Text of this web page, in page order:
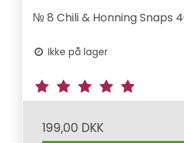
№ 8 Chili & Honning Snaps
Ikke på lager
199,00 DKK